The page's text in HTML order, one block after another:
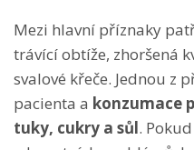
Mezi hlavní příznaky
trávící obtíže, zhoršená
svalové křeče. Jednou z
pacienta a konzumace
tuky, cukry a sůl.